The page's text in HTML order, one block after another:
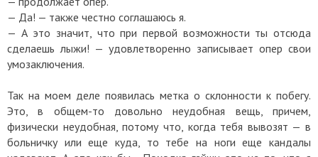
— Да! — также честно соглашаюсь я.
— А это значит, что при первой возможности ты отсюда
сделаешь лыжи! — удовлетворенно записывает опер свои
умозаключения.
Так на моем деле появилась метка о склонности к побегу.
Это, в общем-то довольно неудобная вещь, причем,
физически неудобная, потому что, когда тебя вывозят — в
больничку или еще куда, то тебе на ноги еще кандалы